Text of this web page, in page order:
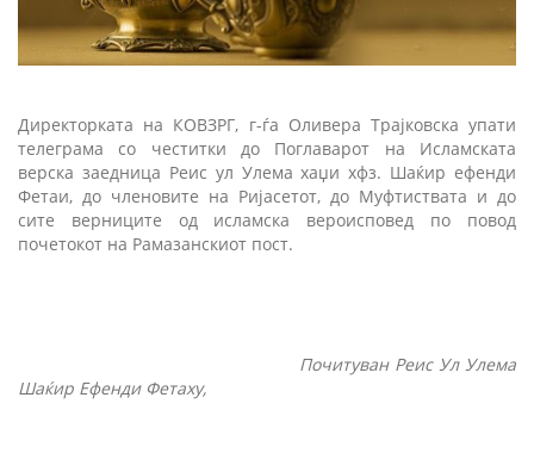
Директорката на КОВЗРГ, г-ѓа Оливера Трајковска упати
телеграма со честитки до Поглаварот на Исламската
верска заедница Реис ул Улема хаџи хфз. Шаќир ефенди
Фетаи, до членовите на Ријасетот, до Муфтиствата и до
сите верниците од исламска вероисповед по повод
почетокот на Рамазанскиот пост.
Почитуван Реис Ул Улема
Шаќир Ефенди Фетаху,